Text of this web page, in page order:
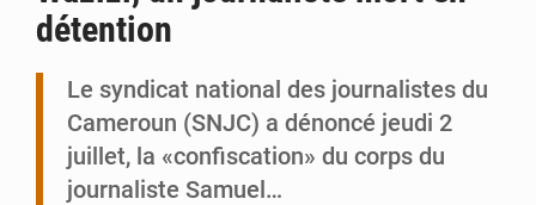
détention
Le syndicat national des journalistes du
Cameroun (SNJC) a dénoncé jeudi 2
juillet, la «confiscation» du corps du
journaliste Samuel…